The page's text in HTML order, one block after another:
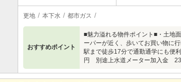
更地 本下水 都市ガス
おすすめポイント
■魅力溢れる物件ポイント■・土地
ーパーが近く、歩いてお買い物に
駅まで徒歩17分で通勤通学にも便
円 別途上水道メーター加入金